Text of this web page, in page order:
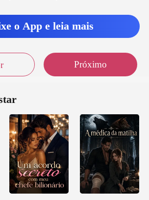
o App e leia mais
Próximo